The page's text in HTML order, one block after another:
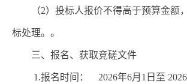
（2）投标人报价不得高于预算金额
标处理。 。
三、报名、 获取竞磋文件
1.报名时间： 2026年6月 1 日至 2026